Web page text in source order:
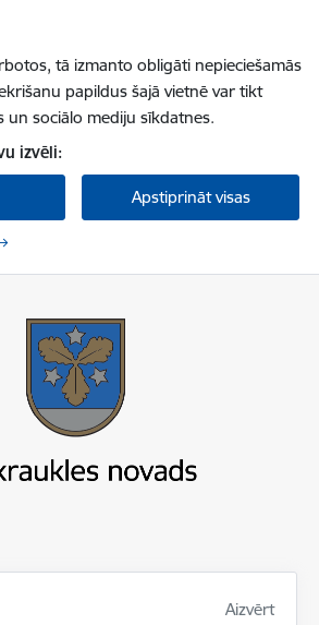
tā izmanto obligāti nepieciešamās
papildus šajā vietnē var tikt
un sociālo mediju sīkdatnes.
izvēli:
Apstiprināt visas
Aizvērt